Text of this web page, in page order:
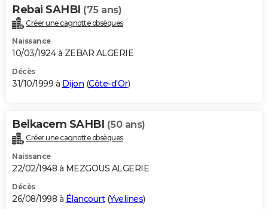
Rebai SAHBI (75 ans)
Créer une cagnotte obsèques
Naissance
10/03/1924 à ZEBAR ALGERIE
Décès
31/10/1999 à Dijon (Côte-d'Or)
Belkacem SAHBI (50 ans)
Créer une cagnotte obsèques
Naissance
22/02/1948 à MEZGOUS ALGERIE
Décès
26/08/1998 à Élancourt(Yvelines)